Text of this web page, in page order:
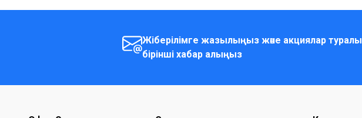
Жіберілімге жазылыңыз және акциялар туралы
бірінші хабар алыңыз